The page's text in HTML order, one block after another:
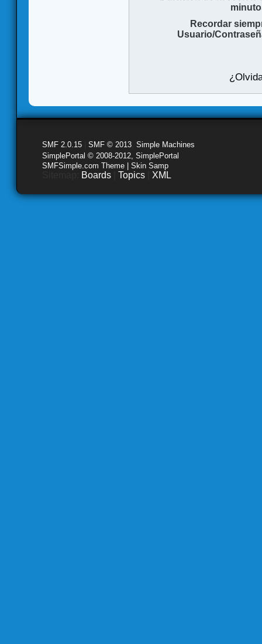
Recordar
Usuario/
SMF 2.0.15 SMF © 2013 Simple Machines
SimplePortal © 2008-2012, SimplePortal
SMFSimple.com Theme | Skin Samp
Boards Topics XML